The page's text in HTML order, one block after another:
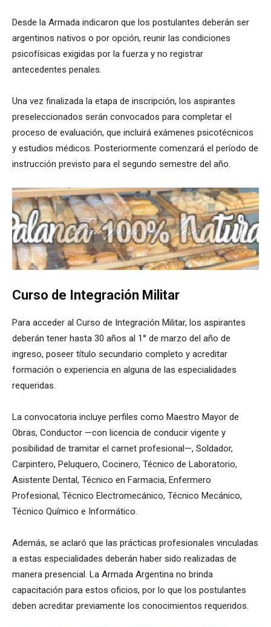
Desde la Armada indicaron que los postulantes deberán ser
argentinos nativos o por opción, reunir las condiciones
psicofísicas exigidas por la fuerza y no registrar
antecedentes penales.
Una vez finalizada la etapa de inscripción, los aspirantes
preseleccionados serán convocados para completar el
proceso de evaluación, que incluirá exámenes psicotécnicos
y estudios médicos. Posteriormente comenzará el período de
instrucción previsto para el segundo semestre del año.
Curso de Integración Militar
Para acceder al Curso de Integración Militar, los aspirantes
deberán tener hasta 30 años al 1° de marzo del año de
ingreso, poseer título secundario completo y acreditar
formación o experiencia en alguna de las especialidades
requeridas.
La convocatoria incluye perfiles como Maestro Mayor de
Obras, Conductor —con licencia de conducir vigente y
posibilidad de tramitar el carnet profesional—, Soldador,
Carpintero, Peluquero, Cocinero, Técnico de Laboratorio,
Asistente Dental, Técnico en Farmacia, Enfermero
Profesional, Técnico Electromecánico, Técnico Mecánico,
Técnico Químico e Informático.
Además, se aclaró que las prácticas profesionales vinculadas
a estas especialidades deberán haber sido realizadas de
manera presencial. La Armada Argentina no brinda
capacitación para estos oficios, por lo que los postulantes
deben acreditar previamente los conocimientos requeridos.